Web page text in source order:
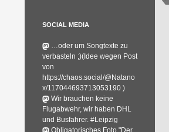
SOCIAL MEDIA
…oder um Songtexte zu
verbasteln ;)(Idee wegen Post
von
https://chaos.social/@Natano
x/117044693713053190 )
Wir brauchen keine
Flugabwehr, wir haben DHL
und Busfahrer. #Leipzig
Obligatorisches Foto "Der